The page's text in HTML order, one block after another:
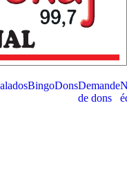
BingoDonsDemande
de dons